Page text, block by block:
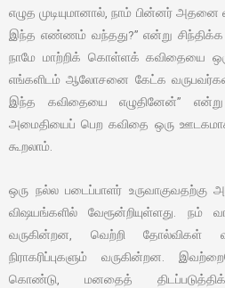
எழுத முடியுமானால், நாம் பின்னர் அதனை
இந்த எண்ணம் வந்தது?” என்று
நாமே மாற்றிக் கொள்ளக் கவிதையை
எங்களிடம் ஆலோசனை கேட்க
இந்த கவிதையை எழுதினேன்”
அமைதியைப் பெற கவிதை ஒரு
கூறலாம்.
ஒரு நல்ல படைப்பாளர் உருவாகுவதற்கு
விஷயங்களில் வேரூன்றியுள்ளது. நம்
வருகின்றன, வெற்றி தோல்விகள்
நிராகரிப்புகளும் வருகின்றன.
கொண்டு, மனதைத்